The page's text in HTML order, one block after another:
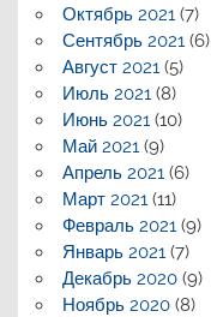
Октябрь 2021(7)
Сентябрь 2021(6)
Август 2021(5)
Июль 2021(8)
Июнь 2021(10)
Май 2021(9)
Апрель 2021(6)
Март 2021(11)
Февраль 2021(9)
Январь 2021(7)
Декабрь 2020(9)
Ноябрь 2020(8)